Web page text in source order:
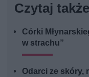
Czytaj
Córki
w strachu”
Odarci ze skóry,